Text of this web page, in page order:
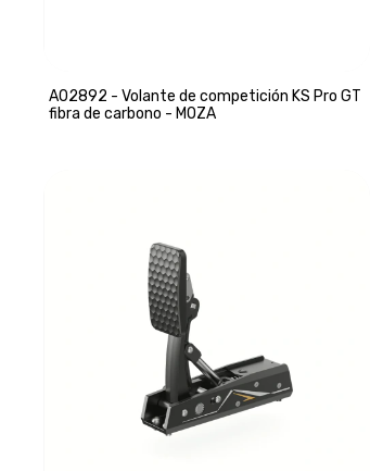
A02892 - Volante de competición KS Pro GT
fibra de carbono - MOZA